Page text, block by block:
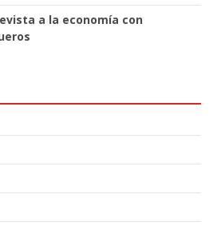
a la economía con